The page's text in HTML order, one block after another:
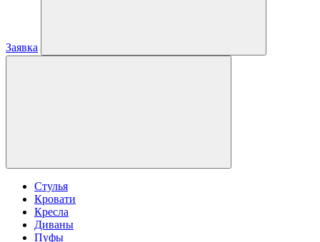
Заявка
Стулья
Кровати
Кресла
Диваны
Пуфы